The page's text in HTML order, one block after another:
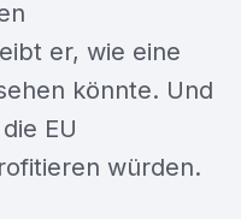
er, wie eine
könnte. Und
EU
würden.